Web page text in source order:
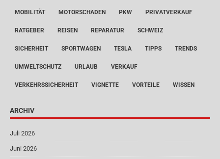
MOBILITÄT MOTORSCHADEN PKW PRIVATVERKAUF
RATGEBER REISEN REPARATUR SCHWEIZ
SICHERHEIT SPORTWAGEN TESLA TIPPS TRENDS
UMWELTSCHUTZ URLAUB VERKAUF
VERKEHRSSICHERHEIT VIGNETTE VORTEILE WISSEN
ARCHIV
Juli 2026
Juni 2026